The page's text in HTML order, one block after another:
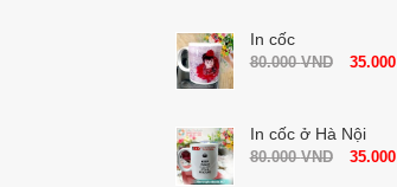
In cốc
80.000VND 35.000
In cốc ở Hà Nội
80.000VND 35.000